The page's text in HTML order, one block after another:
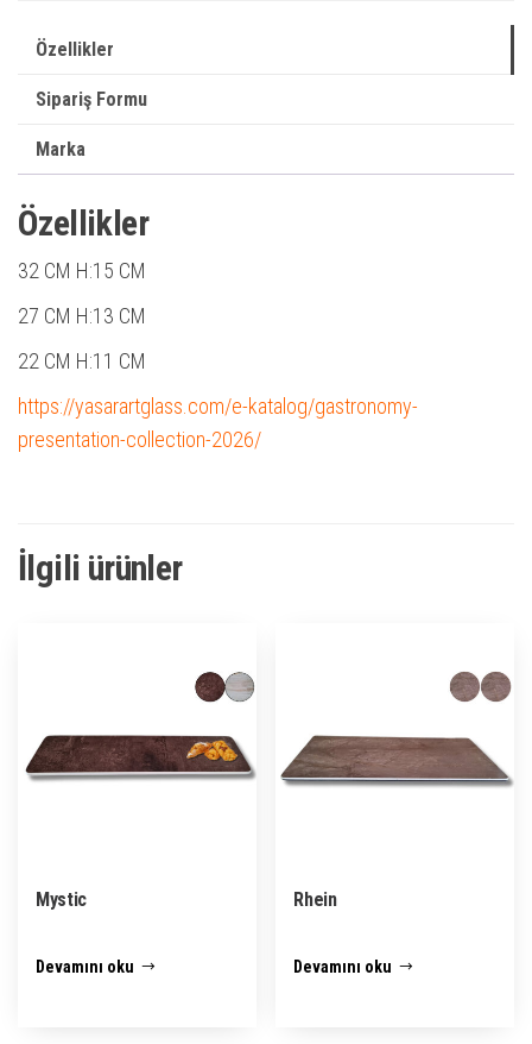
Özellikler
Sipariş Formu
Marka
Özellikler
32 CM H:15 CM
27 CM H:13 CM
22 CM H:11 CM
https://yasarartglass.com/e-katalog/gastronomy-
presentation-collection-2026/
İlgili ürünler
Mystic
Devamını oku
Rhein
Devamını oku